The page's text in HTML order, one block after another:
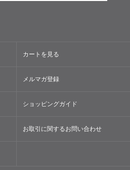
カートを見る
メルマガ登録
ショッピングガイド
お取引に関するお問い合わせ